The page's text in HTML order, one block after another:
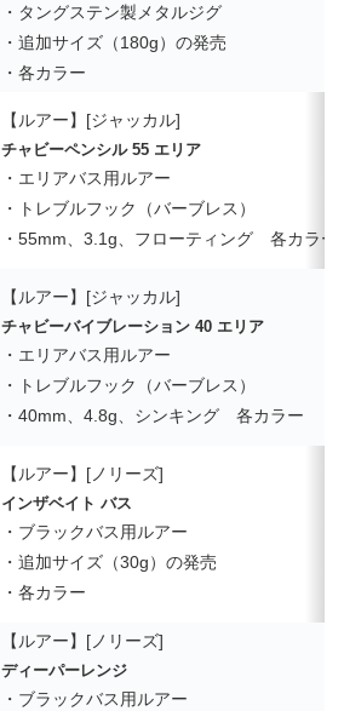
・タングステン製メタルジグ
・追加サイズ（180g）の発売
・各カラー
【ルアー】[ジャッカル]
チャビーペンシル 55 エリア
・エリアバス用ルアー
・トレブルフック（バーブレス）
・55mm、3.1g、フローティング 各カラー
【ルアー】[ジャッカル]
チャビーバイブレーション 40 エリア
・エリアバス用ルアー
・トレブルフック（バーブレス）
・40mm、4.8g、シンキング 各カラー
【ルアー】[ノリーズ]
インザベイト バス
・ブラックバス用ルアー
・追加サイズ（30g）の発売
・各カラー
【ルアー】[ノリーズ]
ディーパーレンジ
・ブラックバス用ルアー